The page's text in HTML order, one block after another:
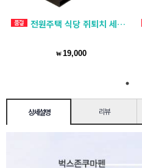
전원주택 식당 쥐퇴치 세트 쥐트랩 2개 + 쥐끈끈이 + 쥐약 + 살서제용기 5개
₩ 19,000
상세설명 리뷰